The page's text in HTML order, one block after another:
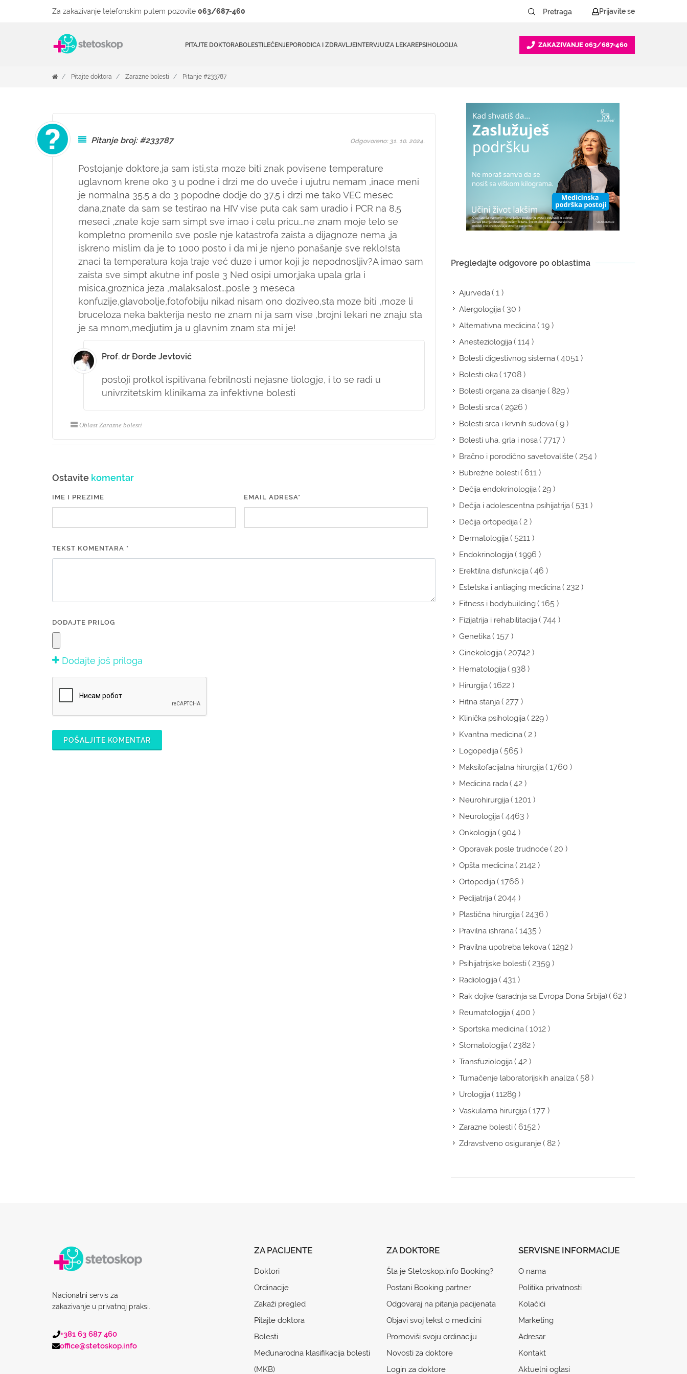
Za zakazivanje telefonskim putem pozovite 063/687-460 Prijavite se
PITAJTE DOKTORABOLESTILEČENJEPORODICA I ZDRAVLJEINTERVJUIZA LEKAREPSIHOLOGIJA ZAKAZIVANJE 063/687-460
Pitajte doktora Zarazne bolesti Pitanje #233787
Pitanje broj: #233787
Postojanje doktore,ja sam isti,sta moze biti znak povisene temperature
uglavnom krene oko 3 u podne i drzi me do uveče i ujutru nemam ,inace meni
je normalna 35.5 a do 3 popodne dodje do 37.5 i drzi me tako VEC mesec
dana,znate da sam se testirao na HIV vise puta cak sam uradio i PCR na 8.5
meseci ,znate koje sam simpt sve imao i celu pricu...ne znam moje telo se
kompletno promenilo sve posle nje katastrofa zaista a dijagnoze nema ,ja
iskreno mislim da je to 1000 posto i da mi je njeno ponašanje sve reklo!sta
znaci ta temperatura koja traje već duze i umor koji je nepodnosljiv?A imao sam
zaista sve simpt akutne inf posle 3 Ned osipi umor,jaka upala grla i
misica,groznica jeza ,malaksalost...posle 3 meseca
konfuzije,glavobolje,fotofobiju nikad nisam ono doziveo,sta moze biti ,moze li
bruceloza neka bakterija nesto ne znam ni ja sam vise ,brojni lekari ne znaju sta
je sa mnom,medjutim ja u glavnim znam sta mi je!
Odgovoreno: 31. 10. 2024.
Prof. dr Đorđe Jevtović
postoji protkol ispitivana febrilnosti nejasne tiologje, i to se radi u
univrzitetskim klinikama za infektivne bolesti
Oblast Zarazne bolesti
Ostavite komentar
IME I PREZIME EMAIL ADRESA*
TEKST KOMENTARA *
DODAJTE PRILOG
Dodajte još priloga
POŠALJITE KOMENTAR
Pregledajte odgovore po oblastima
Ajurveda( 1 )
Alergologija( 30 )
Alternativna medicina( 19 )
Anesteziologija( 114 )
Bolesti digestivnog sistema( 4051 )
Bolesti oka( 1708 )
Bolesti organa za disanje( 829 )
Bolesti srca( 2926 )
Bolesti srca i krvnih sudova( 9 )
Bolesti uha, grla i nosa( 7717 )
Bračno i porodično savetovalište( 254 )
Bubrežne bolesti( 611 )
Dečija endokrinologija( 29 )
Dečija i adolescentna psihijatrija( 531 )
Dečija ortopedija( 2 )
Dermatologija( 5211 )
Endokrinologija( 1996 )
Erektilna disfunkcija( 46 )
Estetska i antiaging medicina( 232 )
Fitness i bodybuilding( 165 )
Fizijatrija i rehabilitacija( 744 )
Genetika( 157 )
Ginekologija( 20742 )
Hematologija( 938 )
Hirurgija( 1622 )
Hitna stanja( 277 )
Klinička psihologija( 229 )
Kvantna medicina( 2 )
Logopedija( 565 )
Maksilofacijalna hirurgija( 1760 )
Medicina rada( 42 )
Neurohirurgija( 1201 )
Neurologija( 4463 )
Onkologija( 904 )
Oporavak posle trudnoće( 20 )
Opšta medicina( 2142 )
Ortopedija( 1766 )
Pedijatrija( 2044 )
Plastična hirurgija( 2436 )
Pravilna ishrana( 1435 )
Pravilna upotreba lekova( 1292 )
Psihijatrijske bolesti( 2359 )
Radiologija( 431 )
Rak dojke (saradnja sa Evropa Dona Srbija)( 62 )
Reumatologija( 400 )
Sportska medicina( 1012 )
Stomatologija( 2382 )
Transfuziologija( 42 )
Tumačenje laboratorijskih analiza( 58 )
Urologija( 11289 )
Vaskularna hirurgija( 177 )
Zarazne bolesti( 6152 )
Zdravstveno osiguranje( 82 )
Nacionalni servis za
zakazivanje u privatnoj praksi.
+381 63 687 460
office@stetoskop.info
ZA PACIJENTE
Doktori
Ordinacije
Zakaži pregled
Pitajte doktora
Bolesti
Međunarodna klasifikacija bolesti
(MKB)
ZA DOKTORE
Šta je Stetoskop.info Booking?
Postani Booking partner
Odgovaraj na pitanja pacijenata
Objavi svoj tekst o medicini
Promoviši svoju ordinaciju
Novosti za doktore
Login za doktore
SERVISNE INFORMACIJE
O nama
Politika privatnosti
Kolačići
Marketing
Adresar
Kontakt
Aktuelni oglasi